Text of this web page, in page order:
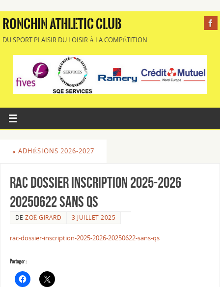
RONCHIN ATHLETIC CLUB
DU SPORT PLAISIR DU LOISIR À LA COMPÉTITION
« ADHÉSIONS 2026-2027
RAC DOSSIER INSCRIPTION 2025-2026
20250622 sans QS
DEZOÉ GIRARD 3 JUILLET 2025
rac-dossier-inscription-2025-2026-20250622-sans-qs
Partager :